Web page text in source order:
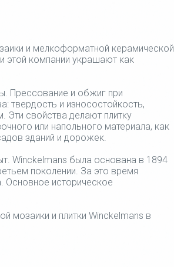
и мелкоформатной керамической
этой компании украшают как
Прессование и обжиг при
твердость и износостойкость,
Эти свойства делают плитку
или напольного материала, как
зданий и дорожек.
Winckelmans была основана в 1894
поколении. За это время
Основное историческое
мозаики и плитки Winckelmans в